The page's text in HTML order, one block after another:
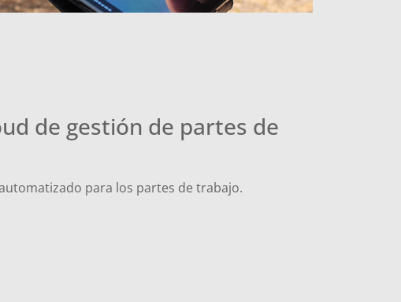
de gestión de partes de
para los partes de trabajo.